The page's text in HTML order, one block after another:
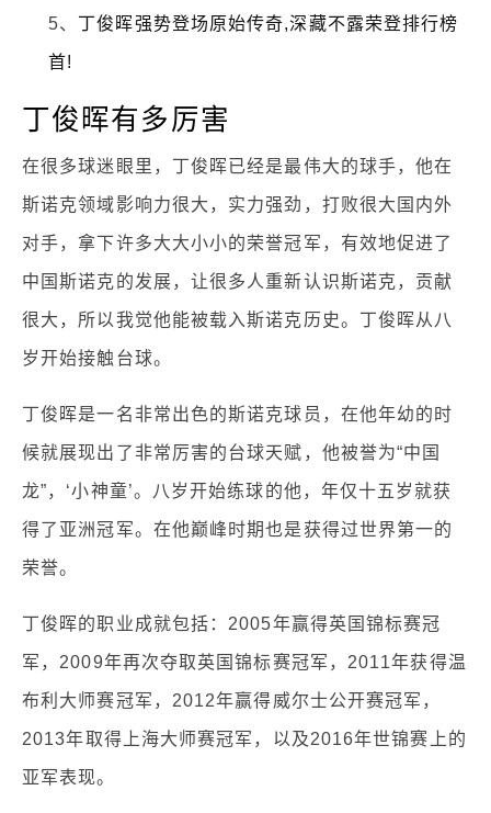
5、 丁俊晖强势登场原始传奇,深藏不露荣登排行榜
首!
丁俊晖有多厉害
在很多球迷眼里，丁俊晖已经是最伟大的球手，他在
斯诺克领域影响力很大，实力强劲，打败很大国内外
对手，拿下许多大大小小的荣誉冠军，有效地促进了
中国斯诺克的发展，让很多人重新认识斯诺克，贡献
很大，所以我觉他能被载入斯诺克历史。丁俊晖从八
岁开始接触台球。
丁俊晖是一名非常出色的斯诺克球员，在他年幼的时
候就展现出了非常厉害的台球天赋，他被誉为“中国
龙”，‘小神童’。八岁开始练球的他，年仅十五岁就获
得了亚洲冠军。在他巅峰时期也是获得过世界第一的
荣誉。
丁俊晖的职业成就包括：2005年赢得英国锦标赛冠
军，2009年再次夺取英国锦标赛冠军，2011年获得温
布利大师赛冠军，2012年赢得威尔士公开赛冠军，
2013年取得上海大师赛冠军，以及2016年世锦赛上的
亚军表现。